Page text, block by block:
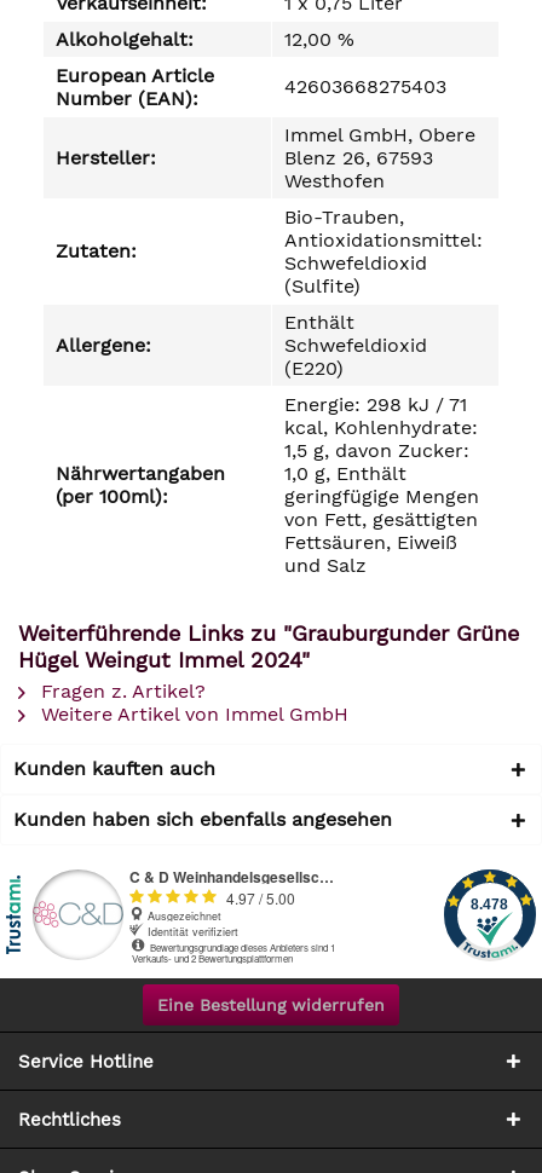
Alkoholgehalt:
12,00 %
European Article
Number (EAN):
42603668275403
Hersteller:
Immel GmbH, Obere
Blenz 26, 67593
Westhofen
Zutaten:
Bio-Trauben,
Antioxidationsmittel:
Schwefeldioxid
(Sulfite)
Allergene:
Enthält
Schwefeldioxid
(E220)
Nährwertangaben
(per 100ml):
Energie: 298 kJ / 71
kcal, Kohlenhydrate:
1,5 g, davon Zucker:
1,0 g, Enthält
geringfügige Mengen
von Fett, gesättigten
Fettsäuren, Eiweiß
und Salz
Weiterführende Links zu "Grauburgunder Grüne
Hügel Weingut Immel 2024"
Fragen z. Artikel?
Weitere Artikel von Immel GmbH
Kunden kauften auch
Kunden haben sich ebenfalls angesehen
Eine Bestellung widerrufen
Service Hotline
Rechtliches